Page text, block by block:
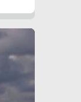
۱۲:۵۹
۸:۵۷
۱۶:۱۹
۱۰:۱۵